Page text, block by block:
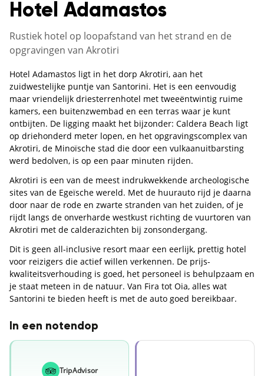
Hotel Adamastos
Rustiek hotel op loopafstand van het strand en de
opgravingen van Akrotiri
Hotel Adamastos ligt in het dorp Akrotiri, aan het
zuidwestelijke puntje van Santorini. Het is een eenvoudig
maar vriendelijk driesterrenhotel met tweeëntwintig ruime
kamers, een buitenzwembad en een terras waar je kunt
ontbijten. De ligging maakt het bijzonder: Caldera Beach ligt
op driehonderd meter lopen, en het opgravingscomplex van
Akrotiri, de Minoïsche stad die door een vulkaanuitbarsting
werd bedolven, is op een paar minuten rijden.
Akrotiri is een van de meest indrukwekkende archeologische
sites van de Egeïsche wereld. Met de huurauto rijd je daarna
door naar de rode en zwarte stranden van het zuiden, of je
rijdt langs de onverharde westkust richting de vuurtoren van
Akrotiri met de calderazichten bij zonsondergang.
Dit is geen all-inclusive resort maar een eerlijk, prettig hotel
voor reizigers die actief willen verkennen. De prijs-
kwaliteitsverhouding is goed, het personeel is behulpzaam en
je staat meteen in de natuur. Van Fira tot Oia, alles wat
Santorini te bieden heeft is met de auto goed bereikbaar.
In een notendop
TripAdvisor